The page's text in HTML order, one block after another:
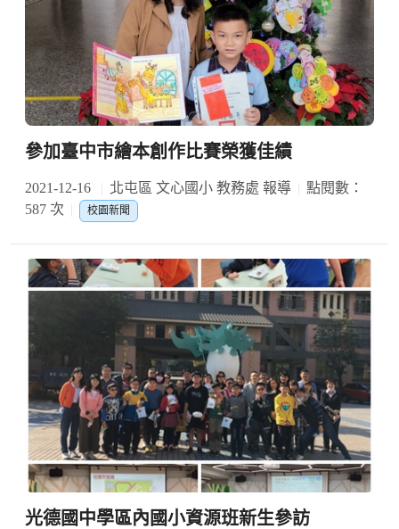
參加臺中市繪本創作比賽榮獲佳績
2021-12-16 北屯區 文心國小 教務處 報導
點閱數：
587 次
校園新聞
光德國中學區內國小資源班新生參訪